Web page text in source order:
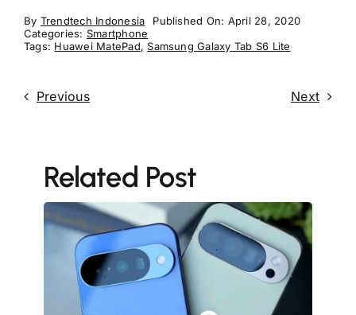
By Trendtech Indonesia
Published On: April 28, 2020
Categories: Smartphone
Tags: Huawei MatePad,Samsung Galaxy Tab S6 Lite
Previous Next
Related Post